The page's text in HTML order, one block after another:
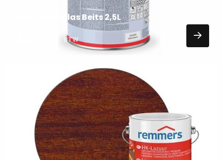
Zwarte Douglas Beits 2,5L
EXCL. BTW